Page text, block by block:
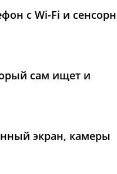
с Wi-Fi и
сам ищет и
экран, камеры